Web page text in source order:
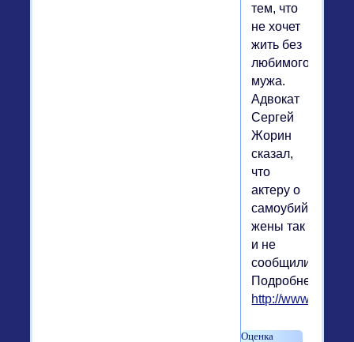
тем, что
не хочет
жить без
любимого
мужа.
Адвокат
Сергей
Жорин
сказал,
что
актеру о
самоубийстве
жены так
и не
сообщили.
Подробнее:
http://